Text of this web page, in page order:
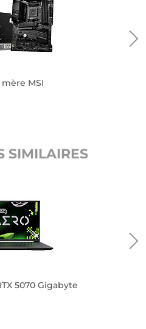
MSI
SIMILAIRES
5070 Gigabyte